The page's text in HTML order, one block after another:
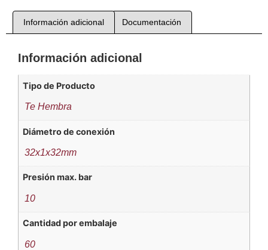
Información adicional Documentación
Información adicional
Tipo de Producto
Te Hembra
Diámetro de conexión
32x1x32mm
Presión max. bar
10
Cantidad por embalaje
60